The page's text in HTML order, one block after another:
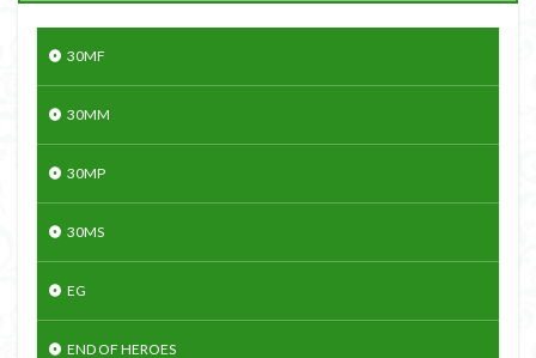
30MF
30MM
30MP
30MS
EG
END OF HEROES